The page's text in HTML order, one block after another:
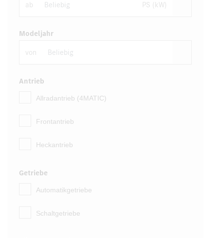
ab PS (kW)
Modeljahr
von
Antrieb
Allradantrieb (4MATIC)
Frontantrieb
Heckantrieb
Getriebe
Automatikgetriebe
Schaltgetriebe